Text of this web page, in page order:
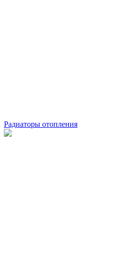
Радиаторы отопления